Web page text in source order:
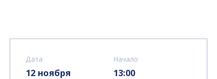
Дата
12 ноября
Начало
13:00